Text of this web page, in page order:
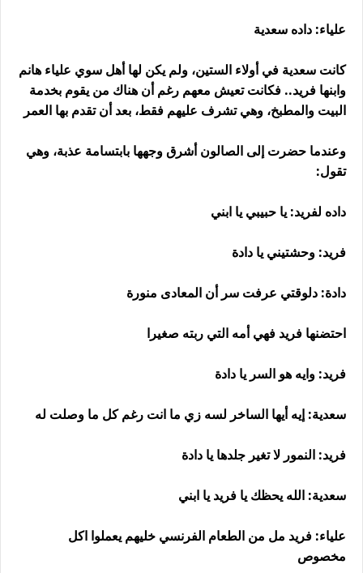
علياء: داده سعدية
كانت سعدية في أولاء الستين، ولم يكن لها أهل سوي علياء هانم
وابنها فريد.. فكانت تعيش معهم رغم أن هناك من يقوم بخدمة
البيت والمطبخ، وهي تشرف عليهم فقط، بعد أن تقدم بها العمر
وعندما حضرت إلى الصالون أشرق وجهها بابتسامة عذبة، وهي
تقول:
داده لفريد: يا حبيبي يا ابني
فريد: وحشتيني يا دادة
دادة: دلوقتي عرفت سر أن المعادى منورة
احتضنها فريد فهي أمه التي ربته صغيرا
فريد: وايه هو السر يا دادة
سعدية: إيه أيها الساخر لسه زي ما انت رغم كل ما وصلت له
فريد: النمور لا تغير جلدها يا دادة
سعدية: الله يحظك يا فريد يا ابني
علياء: فريد مل من الطعام الفرنسي خليهم يعملوا اكل
مخصوص